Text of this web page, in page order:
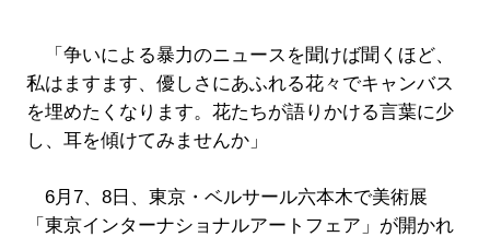
「争いによる暴力のニュースを聞けば聞くほど、
私はますます、優しさにあふれる花々でキャンバス
を埋めたくなります。花たちが語りかける言葉に少
し、耳を傾けてみませんか」
6月7、8日、東京・ベルサール六本木で美術展
「東京インターナショナルアートフェア」が開かれ